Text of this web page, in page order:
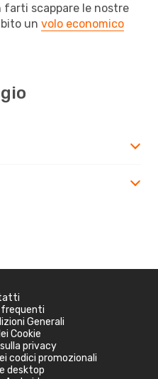
farti scappare le nostre
un volo economico
frequenti
Generali
Cookie
privacy
codici promozionali
desktop